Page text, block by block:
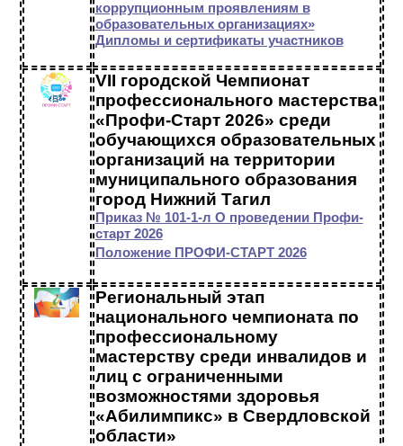
коррупционным проявлениям в
образовательных организациях»
Дипломы и сертификаты участников
VII городской Чемпионат
профессионального мастерства
«Профи-Старт 2026» среди
обучающихся образовательных
организаций на территории
муниципального образования
город Нижний Тагил
Приказ № 101-1-л О проведении Профи-
старт 2026
Положение ПРОФИ-СТАРТ 2026
Региональный этап
национального чемпионата по
профессиональному
мастерству среди инвалидов и
лиц с ограниченными
возможностями здоровья
«Абилимпикс» в Свердловской
области»